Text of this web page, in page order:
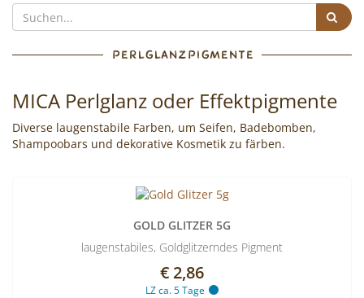
selbermachen
ist
so
einfach
wie
bunte
Cocktails
mixen!
PERLGLANZPIGMENTE
MICA Perlglanz oder Effektpigmente
Diverse laugenstabile Farben, um Seifen, Badebomben,
Shampoobars und dekorative Kosmetik zu färben.
GOLD GLITZER 5G
laugenstabiles, Goldglitzerndes Pigment
€ 2,86
LZ ca. 5 Tage